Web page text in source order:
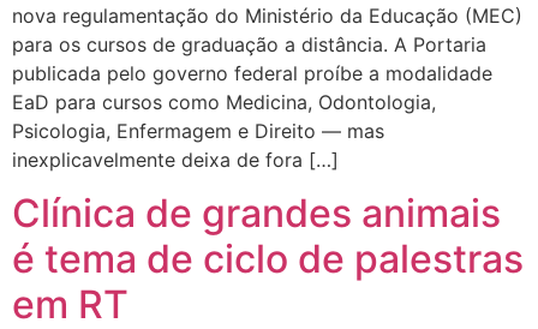
nova regulamentação do Ministério da Educação (MEC)
para os cursos de graduação a distância. A Portaria
publicada pelo governo federal proíbe a modalidade
EaD para cursos como Medicina, Odontologia,
Psicologia, Enfermagem e Direito — mas
inexplicavelmente deixa de fora […]
Clínica de grandes animais
é tema de ciclo de palestras
em RT